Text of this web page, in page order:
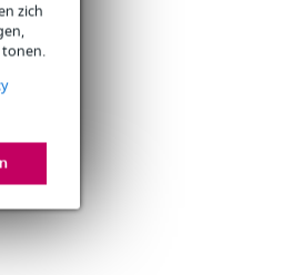
zich